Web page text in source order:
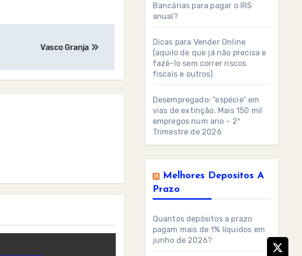
Vasco Granja
Bancárias para pagar o IRS
anual?
Dicas para Vender Online
(aquilo de que já não precisa e
fazê-lo sem correr riscos
fiscais e outros)
Desempregado: “espécie” em
vias de extinção. Mais 150 mil
empregos num ano – 2º
Trimestre de 2026
Melhores Depositos A
Prazo
Quantos depósitos a prazo
pagam mais de 1% líquidos em
junho de 2026?